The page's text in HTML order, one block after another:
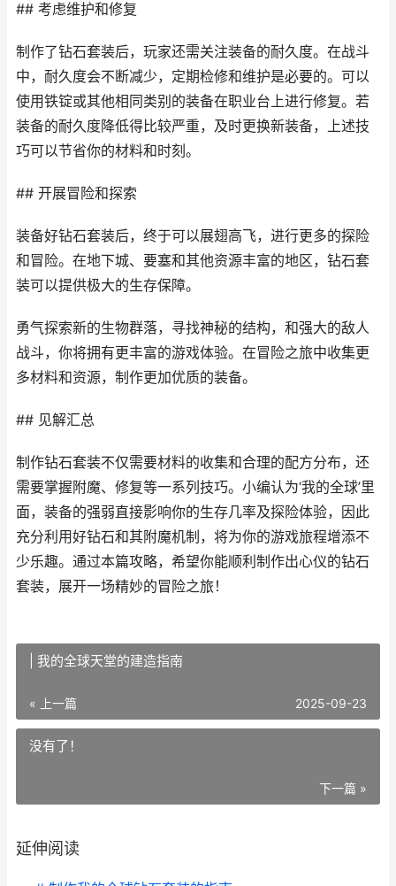
## 考虑维护和修复
制作了钻石套装后，玩家还需关注装备的耐久度。在战斗
中，耐久度会不断减少，定期检修和维护是必要的。可以
使用铁锭或其他相同类别的装备在职业台上进行修复。若
装备的耐久度降低得比较严重，及时更换新装备，上述技
巧可以节省你的材料和时刻。
## 开展冒险和探索
装备好钻石套装后，终于可以展翅高飞，进行更多的探险
和冒险。在地下城、要塞和其他资源丰富的地区，钻石套
装可以提供极大的生存保障。
勇气探索新的生物群落，寻找神秘的结构，和强大的敌人
战斗，你将拥有更丰富的游戏体验。在冒险之旅中收集更
多材料和资源，制作更加优质的装备。
## 见解汇总
制作钻石套装不仅需要材料的收集和合理的配方分布，还
需要掌握附魔、修复等一系列技巧。小编认为‘我的全球’里
面，装备的强弱直接影响你的生存几率及探险体验，因此
充分利用好钻石和其附魔机制，将为你的游戏旅程增添不
少乐趣。通过本篇攻略，希望你能顺利制作出心仪的钻石
套装，展开一场精妙的冒险之旅！
| 我的全球天堂的建造指南
« 上一篇 2025-09-23
没有了！
下一篇 »
延伸阅读